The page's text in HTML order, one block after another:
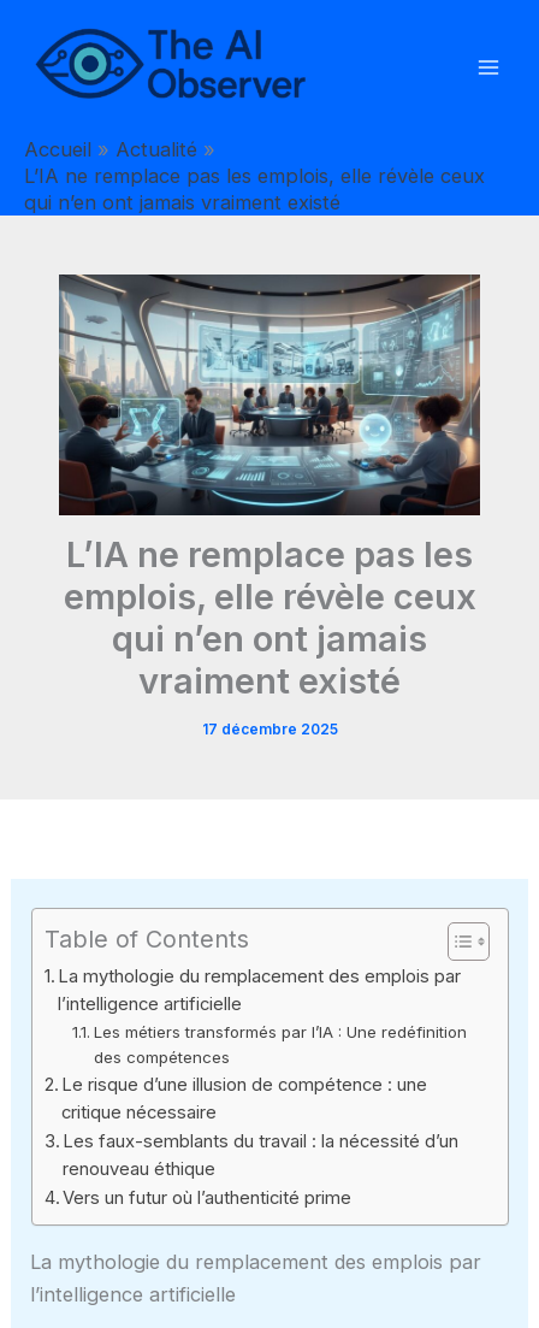
contenu
Accueil
Actualité
L’IA ne remplace pas les emplois, elle révèle ceux
qui n’en ont jamais vraiment existé
L’IA ne remplace pas les
emplois, elle révèle ceux
qui n’en ont jamais
vraiment existé
17 décembre 2025
Table of Contents
La mythologie du remplacement des emplois par
l’intelligence artificielle
Les métiers transformés par l’IA : Une redéfinition
des compétences
Le risque d’une illusion de compétence : une
critique nécessaire
Les faux-semblants du travail : la nécessité d’un
renouveau éthique
Vers un futur où l’authenticité prime
La mythologie du remplacement des emplois par
l’intelligence artificielle